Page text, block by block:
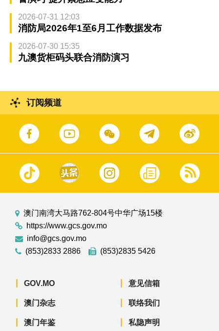
2026-07-31 12:03
消防局2026年1至6月工作数据发布
2026-07-30 15:35
九澳货柜码头联合消防演习
订阅频道
澳门南湾大马路762-804号中华广场15楼
https://www.gcs.gov.mo
info@gcs.gov.mo
(853)2833 2886
(853)2835 5426
GOV.MO
澳门杂志
澳门年鉴
意见信箱
联络我们
私隐声明